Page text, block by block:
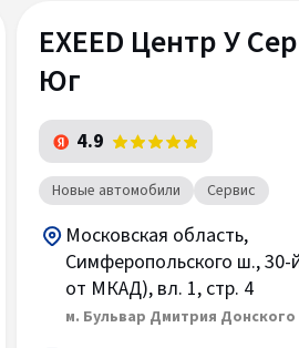
EXEED Центр У
Юг
4.9
Новые автомобили Сервис
Московская область,
Симферопольского ш., 30-
от МКАД), вл. 1, стр. 4
м. Бульвар Дмитрия Донского